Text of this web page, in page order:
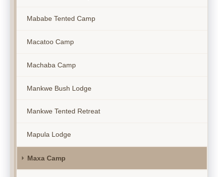
Mababe Tented Camp
Macatoo Camp
Machaba Camp
Mankwe Bush Lodge
Mankwe Tented Retreat
Mapula Lodge
Maxa Camp